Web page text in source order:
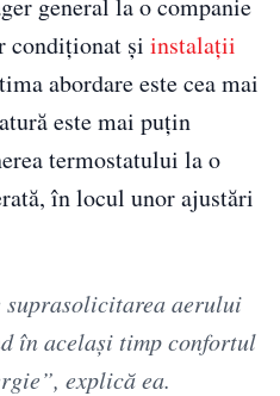
general la o companie
condiționat și instalații
abordare este cea mai
este mai puțin
termostatului la o
în locul unor ajustări
suprasolicitarea aerului
în același timp confortul
explică ea.